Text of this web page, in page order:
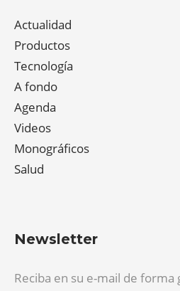
Actualidad
Productos
Tecnología
A fondo
Agenda
Videos
Monográficos
Salud
Newsletter
Reciba en su e-mail de forma